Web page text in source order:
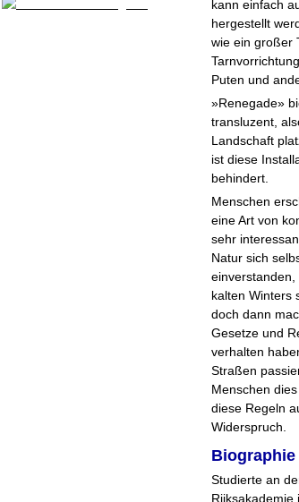
kann einfach
hergestellt
wie ein großer
Puten und
»Renegade»
transluzent,
Landschaft
ist diese
behindert.
Menschen
eine Art von
sehr
Natur sich
einverstanden,
kalten Winters
doch dann
Gesetze und
verhalten
Straßen
Menschen
diese Regeln
Widerspruch.
Biographie
Studierte an
Rijksakademie